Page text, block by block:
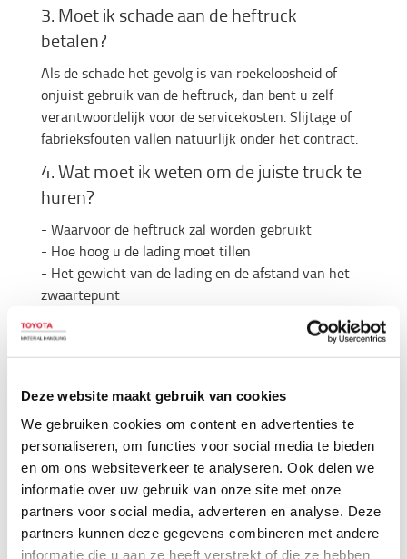
Deze website maakt gebruik van cookies
We gebruiken cookies om content en advertenties te
personaliseren, om functies voor social media te bieden
en om ons websiteverkeer te analyseren. Ook delen we
informatie over uw gebruik van onze site met onze
partners voor social media, adverteren en analyse. Deze
partners kunnen deze gegevens combineren met andere
informatie die u aan ze heeft verstrekt of die ze hebben
3. Moet ik schade aan de heftruck
betalen?
Als de schade het gevolg is van roekeloosheid of
onjuist gebruik van de heftruck, dan bent u zelf
verantwoordelijk voor de servicekosten. Slijtage of
fabrieksfouten vallen natuurlijk onder het contract.
4. Wat moet ik weten om de juiste truck te
huren?
- Waarvoor de heftruck zal worden gebruikt
- Hoe hoog u de lading moet tillen
- Het gewicht van de lading en de afstand van het
zwaartepunt
* Met hoogtebeperkingen bedoelen we de laagste
tijdens het lossen als tijdens het werk zelf. Zijn er
andere beperkingen die van invloed zijn op de
hoogte?